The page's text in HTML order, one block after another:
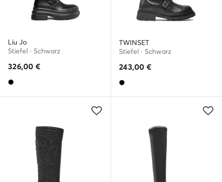
Liu Jo
Stiefel · Schwarz
326,00 €
TWINSET
Stiefel · Schwarz
243,00 €